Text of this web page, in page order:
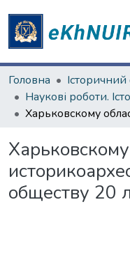
Головна
обществу 20